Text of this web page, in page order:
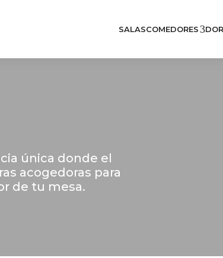
SALAS 3
COMEDORES
única donde el
acogedoras para
de tu mesa.